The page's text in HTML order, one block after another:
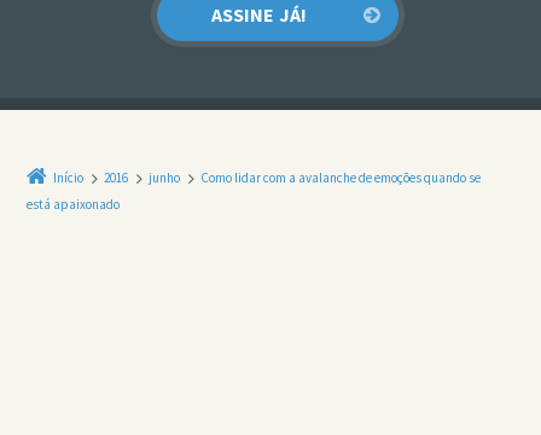
Início 2016 junho
Como lidar com a avalanche de emoções quando se
está apaixonado